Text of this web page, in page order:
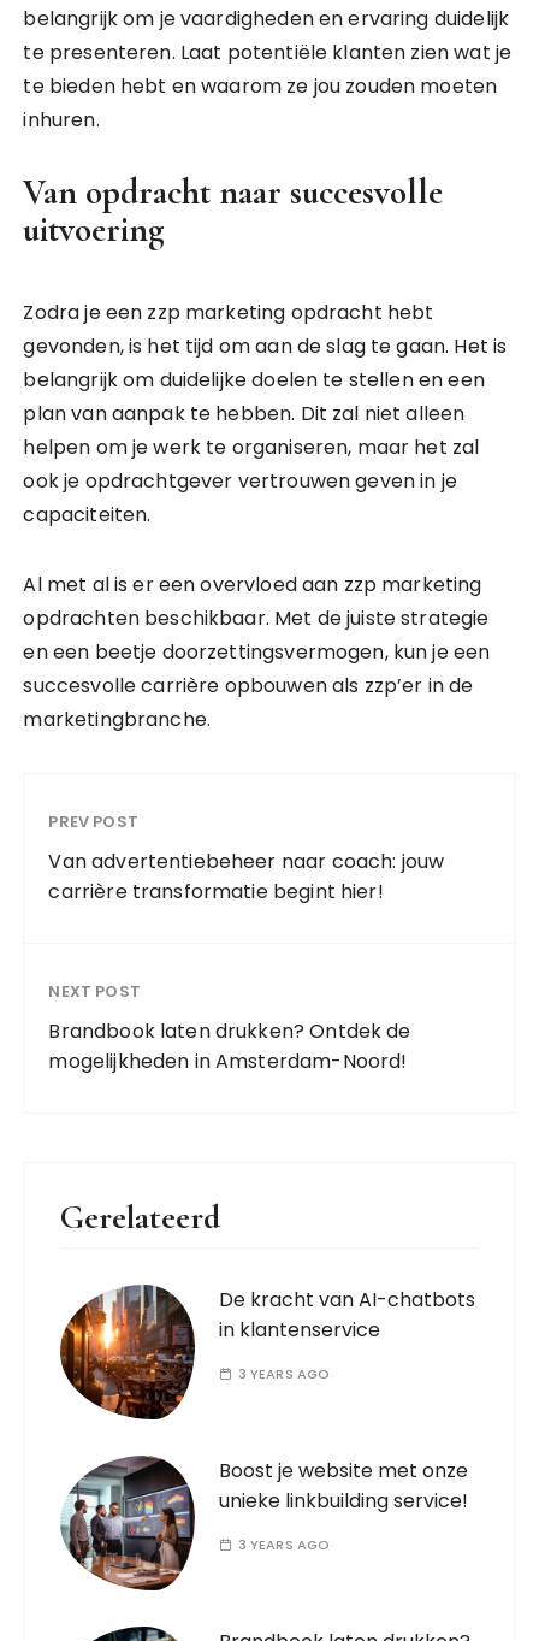
belangrijk om je vaardigheden en ervaring duidelijk
te presenteren. Laat potentiële klanten zien wat je
te bieden hebt en waarom ze jou zouden moeten
inhuren.
Van opdracht naar succesvolle
uitvoering
Zodra je een zzp marketing opdracht hebt
gevonden, is het tijd om aan de slag te gaan. Het is
belangrijk om duidelijke doelen te stellen en een
plan van aanpak te hebben. Dit zal niet alleen
helpen om je werk te organiseren, maar het zal
ook je opdrachtgever vertrouwen geven in je
capaciteiten.
Al met al is er een overvloed aan zzp marketing
opdrachten beschikbaar. Met de juiste strategie
en een beetje doorzettingsvermogen, kun je een
succesvolle carrière opbouwen als zzp’er in de
marketingbranche.
PREV POST
Van advertentiebeheer naar coach: jouw
carrière transformatie begint hier!
NEXT POST
Brandbook laten drukken? Ontdek de
mogelijkheden in Amsterdam-Noord!
Gerelateerd
De kracht van AI-chatbots
in klantenservice
3 YEARS AGO
Boost je website met onze
unieke linkbuilding service!
3 YEARS AGO